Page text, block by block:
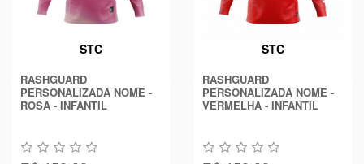
STC
RASHGUARD
PERSONALIZADA NOME -
ROSA - INFANTIL
STC
RASHGUARD
PERSONALIZADA NOME -
VERMELHA - INFANTIL